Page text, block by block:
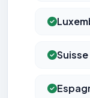
Suisse